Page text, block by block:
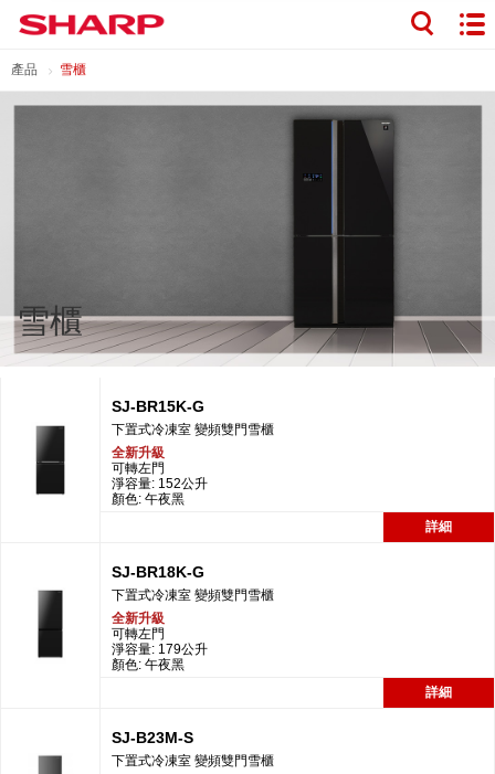
產品 雪櫃
雪櫃
SJ-BR15K-G
下置式冷凍室 變頻雙門雪櫃
全新升級
可轉左門
淨容量: 152公升
顏色: 午夜黑
詳細
SJ-BR18K-G
下置式冷凍室 變頻雙門雪櫃
全新升級
可轉左門
淨容量: 179公升
顏色: 午夜黑
詳細
SJ-B23M-S
下置式冷凍室 變頻雙門雪櫃